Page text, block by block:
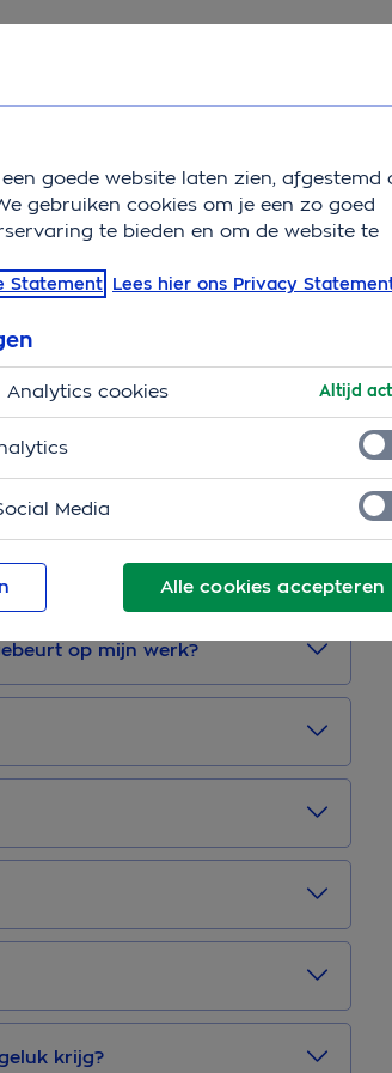
staat je vraag hier wel bij. Is
op mijn werk?
krijg?
goede website laten zien, afgestemd
gebruiken cookies om je een zo goed
te bieden en om de website te
Statement Lees hier ons Privacy
Alle cookies accepteren
Analytics cookies Altijd
Media